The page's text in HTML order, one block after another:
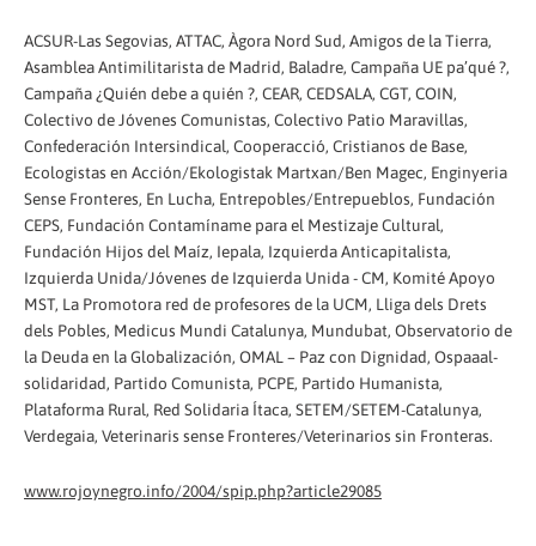
ACSUR-Las Segovias, ATTAC, Àgora Nord Sud, Amigos de la Tierra,
Asamblea Antimilitarista de Madrid, Baladre, Campaña UE pa’qué ?,
Campaña ¿Quién debe a quién ?, CEAR, CEDSALA, CGT, COIN,
Colectivo de Jóvenes Comunistas, Colectivo Patio Maravillas,
Confederación Intersindical, Cooperacció, Cristianos de Base,
Ecologistas en Acción/Ekologistak Martxan/Ben Magec, Enginyeria
Sense Fronteres, En Lucha, Entrepobles/Entrepueblos, Fundación
CEPS, Fundación Contamíname para el Mestizaje Cultural,
Fundación Hijos del Maíz, Iepala, Izquierda Anticapitalista,
Izquierda Unida/Jóvenes de Izquierda Unida - CM, Komité Apoyo
MST, La Promotora red de profesores de la UCM, Lliga dels Drets
dels Pobles, Medicus Mundi Catalunya, Mundubat, Observatorio de
la Deuda en la Globalización, OMAL – Paz con Dignidad, Ospaaal-
solidaridad, Partido Comunista, PCPE, Partido Humanista,
Plataforma Rural, Red Solidaria Ítaca, SETEM/SETEM-Catalunya,
Verdegaia, Veterinaris sense Fronteres/Veterinarios sin Fronteras.
www.rojoynegro.info/2004/spip.php?article29085